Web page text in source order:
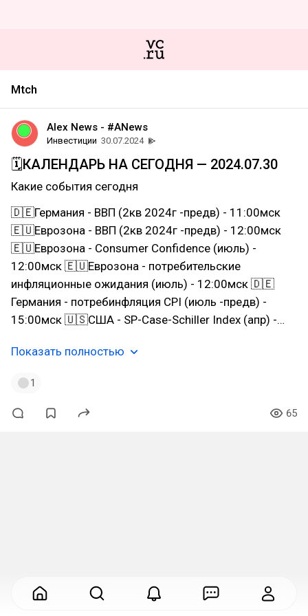
Mtch
Alex News - #ANews
Инвестиции 30.07.2024
🗓КАЛЕНДАРЬ НА СЕГОДНЯ — 2024.07.30
Какие события сегодня
🇩🇪Германия - ВВП (2кв 2024г -предв) - 11:00мск
🇪🇺Еврозона - ВВП (2кв 2024г -предв) - 12:00мск
🇪🇺Еврозона - Consumer Confidence (июль) -
12:00мск 🇪🇺Еврозона - потребительские
инфляционные ожидания (июль) - 12:00мск 🇩🇪
Германия - потребинфляция CPI (июль -предв) -
15:00мск 🇺🇸США - SP-Case-Schiller Index (апр) -…
Показать полностью
1
65